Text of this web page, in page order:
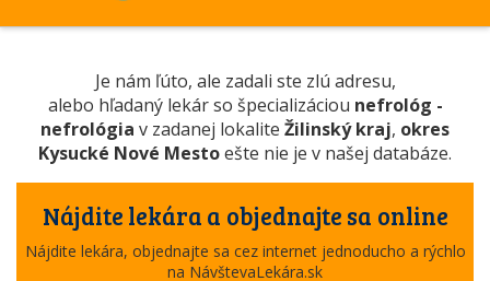
Je nám ľúto, ale zadali ste zlú adresu,
alebo hľadaný lekár so špecializáciou nefrológ -
nefrológia v zadanej lokalite Žilinský kraj, okres
Kysucké Nové Mestoešte nie je v našej databáze.
Nájdite lekára a objednajte sa online
Nájdite lekára, objednajte sa cez internet jednoducho a rýchlo
na NávštevaLekára.sk